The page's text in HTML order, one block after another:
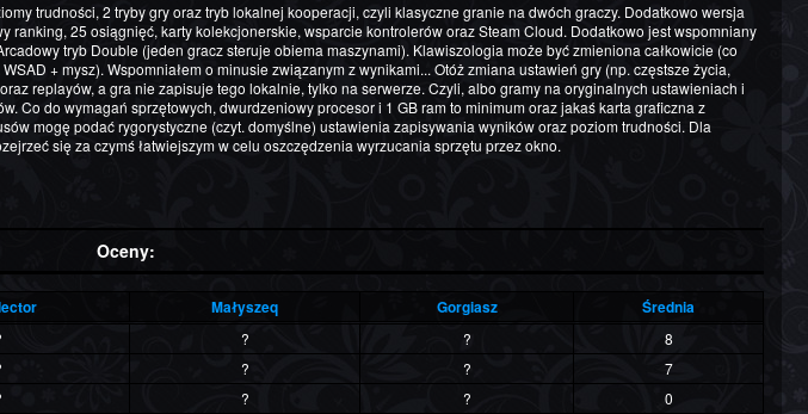
trudności, 2 tryby gry oraz tryb lokalnej kooperacji, czyli klasyczne granie na dwóch graczy. Dodatkowo wersja
25 osiągnięć, karty kolekcjonerskie, wsparcie kontrolerów oraz Steam Cloud. Dodatkowo jest wspomniany
tryb Double (jeden gracz steruje obiema maszynami). Klawiszologia może być zmieniona całkowicie (co
+ mysz). Wspomniałem o minusie związanym z wynikami... Otóż zmiana ustawień gry (np. częstsze życia,
replayów, a gra nie zapisuje tego lokalnie, tylko na serwerze. Czyli, albo gramy na oryginalnych ustawieniach i
Co do wymagań sprzętowych, dwurdzeniowy procesor i 1 GB ram to minimum oraz jakaś karta graficzna z
mogę podać rygorystyczne (czyt. domyślne) ustawienia zapisywania wyników oraz poziom trudności. Dla
się za czymś łatwiejszym w celu oszczędzenia wyrzucania sprzętu przez okno.
Oceny:
Małyszeq Gorgiasz Średnia
? ?
8
? ?
7
? ?
0